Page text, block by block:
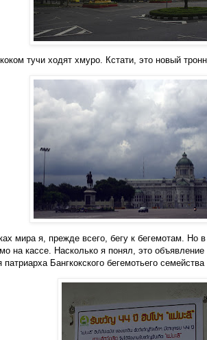
тучи ходят хмуро. Кстати, это новый
мира я, прежде всего, бегу к бегемотам. Но
на кассе. Насколько я понял, это
патриарха Бангкокского бегемотьего